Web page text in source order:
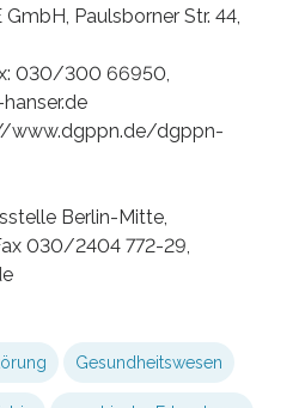
Paulsborner Str. 44,
030/300 66950,
www.dgppn.de/dgppn-
Berlin-Mitte,
030/2404 772-29,
Gesundheitswesen